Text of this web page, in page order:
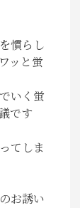
慣らし
ッと蛍
いく蛍
です
てしま
お誘い